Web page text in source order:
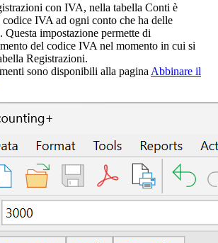
con IVA, nella tabella Conti è
IVA ad ogni conto che ha delle
impostazione permette di
del codice IVA nel momento in cui si
Registrazioni.
sono disponibili alla pagina Abbinare il